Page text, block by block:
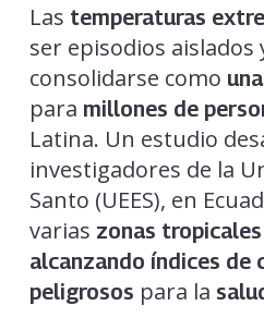
Las temperaturas
ser episodios aislados
consolidarse como
para millones de
Latina. Un estudio
investigadores de la
Santo (UEES), en
varias zonas tropicales
alcanzando índices de
peligrosos para la